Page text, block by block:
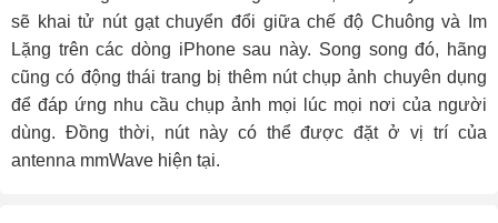
sẽ khai tử nút gạt chuyển đổi giữa chế độ Chuông và Im
Lặng trên các dòng iPhone sau này. Song song đó, hãng
cũng có động thái trang bị thêm nút chụp ảnh chuyên dụng
để đáp ứng nhu cầu chụp ảnh mọi lúc mọi nơi của người
dùng. Đồng thời, nút này có thể được đặt ở vị trí của
antenna mmWave hiện tại.